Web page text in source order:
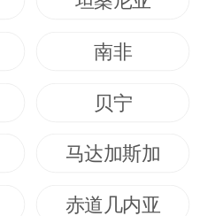
南非
贝宁
马达加斯加
赤道几内亚